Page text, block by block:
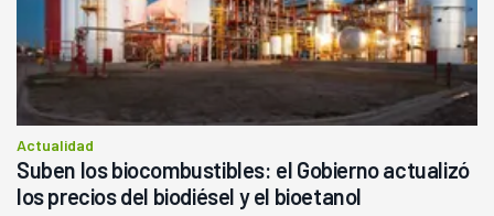
Actualidad
Suben los biocombustibles: el Gobierno actualizó
los precios del biodiésel y el bioetanol